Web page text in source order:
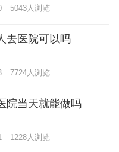
5043人浏览
去医院可以吗
7724人浏览
院当天就能做吗
1228人浏览